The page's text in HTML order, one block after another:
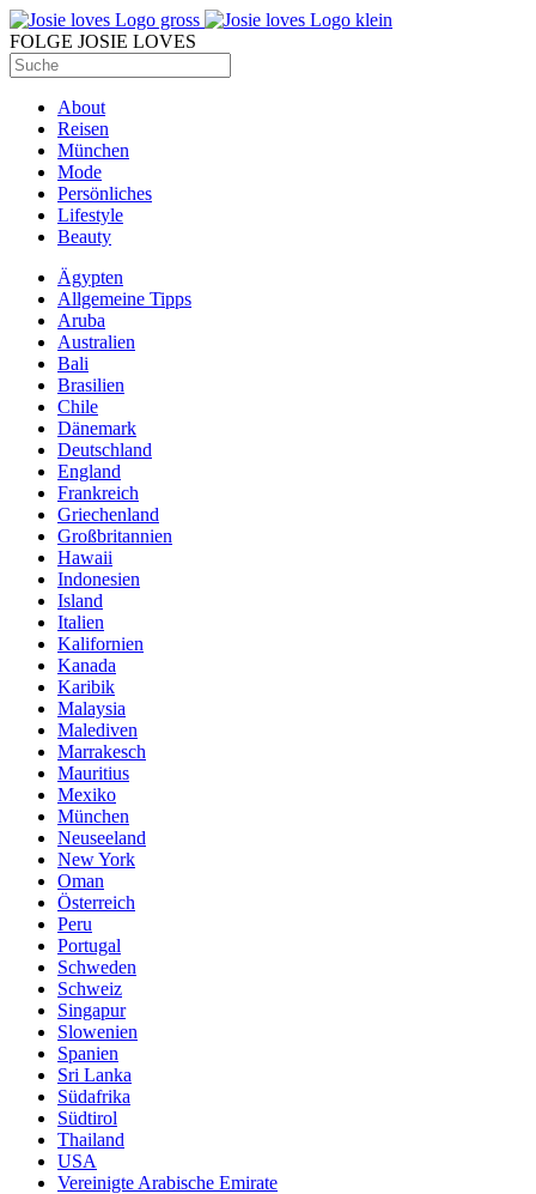
FOLGE JOSIE LOVES
About
Reisen
München
Mode
Persönliches
Lifestyle
Beauty
Ägypten
Allgemeine Tipps
Aruba
Australien
Bali
Brasilien
Chile
Dänemark
Deutschland
England
Frankreich
Griechenland
Großbritannien
Hawaii
Indonesien
Island
Italien
Kalifornien
Kanada
Karibik
Malaysia
Malediven
Marrakesch
Mauritius
Mexiko
München
Neuseeland
New York
Oman
Österreich
Peru
Portugal
Schweden
Schweiz
Singapur
Slowenien
Spanien
Sri Lanka
Südafrika
Südtirol
Thailand
USA
Vereinigte Arabische Emirate